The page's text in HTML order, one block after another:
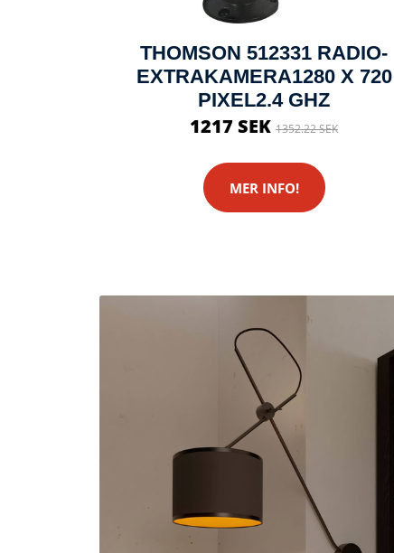
THOMSON 512331 RADIO-
EXTRAKAMERA1280 X 720
PIXEL2.4 GHZ
1217 SEK 1352.22 SEK
MER INFO!